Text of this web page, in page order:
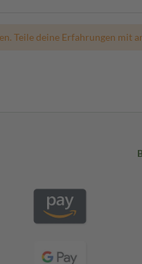
Teile deine Erfahrungen mit